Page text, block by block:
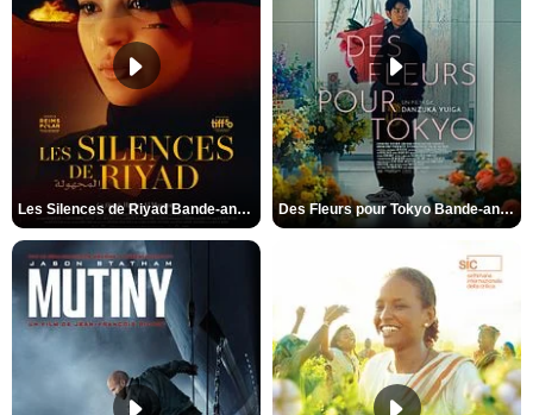
Les Silences de Riyad Bande-annonce VO STFR Des Fleurs pour Tokyo Bande-annonce VO STFR